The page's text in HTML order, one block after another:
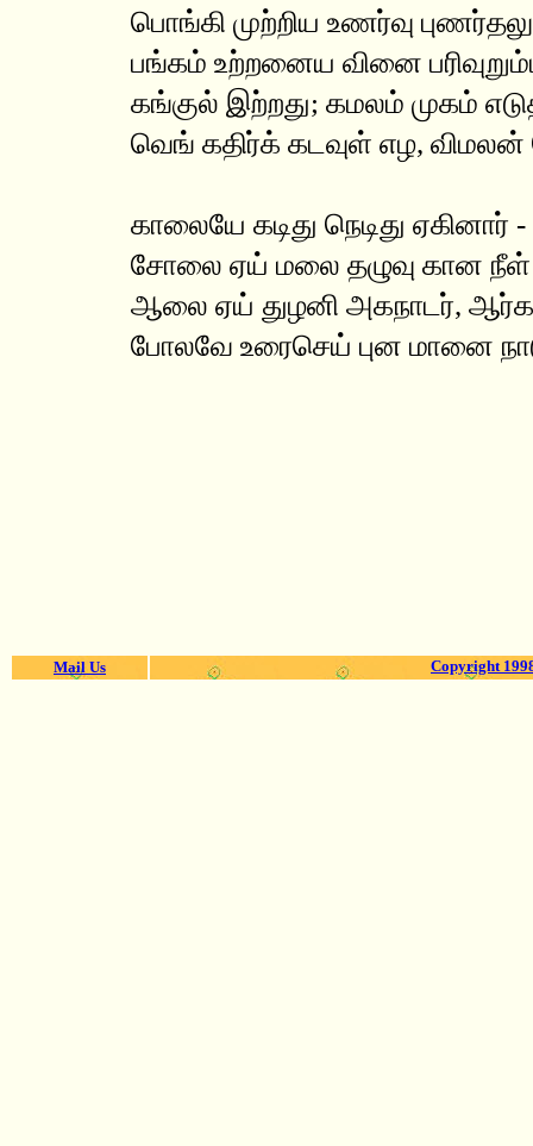
பொங்கி முற்றிய உணர்வு
பங்கம் உற்றனைய வினை
கங்குல் இற்றது; கமலம் முகம்
வெங் கதிர்க் கடவுள் எழ, விமலன்
காலையே கடிது நெடிது ஏகினார்
சோலை ஏய் மலை தழுவு கான
ஆலை ஏய் துழனி அகநாடர்,
போலவே உரைசெய் புன மானை
Mail Us Copyright